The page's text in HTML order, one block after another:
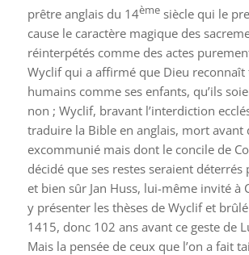
prêtre anglais du 14èmesiècle qui le
cause le caractère magique des
réinterpétés comme des actes
Wyclif qui a affirmé que Dieu reconnaît
humains comme ses enfants, qu’ils
non ; Wyclif, bravant l’interdiction
traduire la Bible en anglais, mort avant
excommunié mais dont le concile de
décidé que ses restes seraient
et bien sûr Jan Huss, lui-même invité à
y présenter les thèses de Wyclif et
1415, donc 102 ans avant ce geste de
Mais la pensée de ceux que l’on a fait